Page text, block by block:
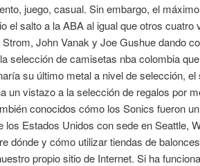
juego, casual. Sin embargo, el
el salto a la ABA al igual que otros cuatro
John Vanak y Joe Gushue dando
selección de camisetas nba colombia
su último metal a nivel de selección,
un vistazo a la selección de regalos por
conocidos cómo los Sonics fueron
los Estados Unidos con sede en Seattle,
dónde y cómo utilizar tiendas de
propio sitio de Internet. Si ha